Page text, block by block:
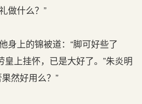
做什么？”
身上的锦被道：“脚可好些了
皇上挂怀，已是大好了。”朱炎明
然好用么？”